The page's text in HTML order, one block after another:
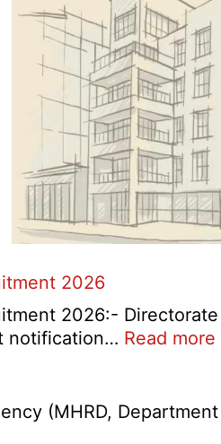
2026
2026:-
notification… Read more
(MHRD,